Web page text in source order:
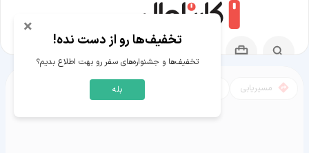
مسیریابی
× تخفیف‌ها رو از دست نده!
تخفیف‌ها و جشنواره‌های سفر رو بهت اطلاع بدیم؟
بله